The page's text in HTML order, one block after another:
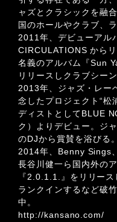
ャズとクラシックを融
国のホールやクラブ、
2011年、デビューア
CIRCULATIONS から
名義のアルバム『Sun
リリースしクラブシー
2013年、ジャズ・レー
念したプロジェクト“
ディストとしてBLUE
ク）よりデビュー。ジ
のDJから賞賛を浴びる。
2014年、Benny Sings
長谷川健一ら国内外の
『2.0.1.1.』をリリー
ランクインするなど破
中。
http://kansano.com/